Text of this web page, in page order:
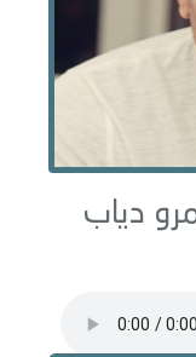
معايا - 1 عمرو دياب